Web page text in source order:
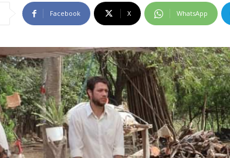
Facebook X WhatsApp